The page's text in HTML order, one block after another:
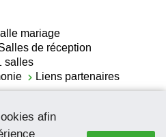
afin
mariage
de réception
salles
Liens partenaires
mariage
en Belgique